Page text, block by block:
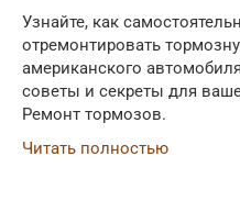
Узнайте, как
отремонтировать
американского
советы и секреты для
Ремонт тормозов.
Читать полностью